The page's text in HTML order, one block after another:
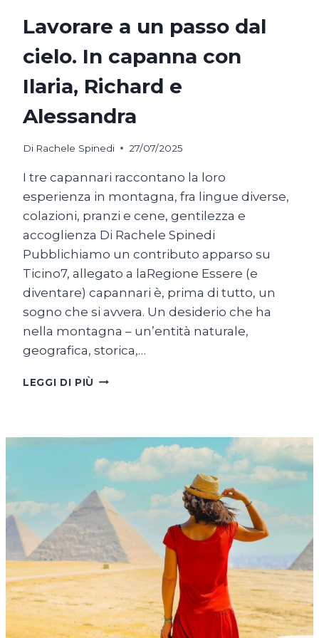
Lavorare a un passo dal
cielo. In capanna con
Ilaria, Richard e
Alessandra
Di Rachele Spinedi 27/07/2025
I tre capannari raccontano la loro
esperienza in montagna, fra lingue diverse,
colazioni, pranzi e cene, gentilezza e
accoglienza Di Rachele Spinedi
Pubblichiamo un contributo apparso su
Ticino7, allegato a laRegione Essere (e
diventare) capannari è, prima di tutto, un
sogno che si avvera. Un desiderio che ha
nella montagna – un’entità naturale,
geografica, storica,…
LEGGI DI PIÙ LAVORARE
DAL
IN
CAPANNA
CON
ILARIA,
RICHARD
E
ALESSANDRA